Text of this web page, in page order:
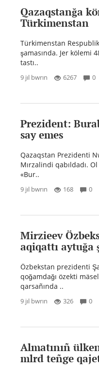
Qazaqstanğa
Türkimenstan
Türkimenstan
şamasında. Jer kölemi
tastı..
9 jıl bwrın 6267 0
Prezident:
say emes
Qazaqstan Prezidenti
Mırzalindi qabıldadı.
«Bur..
9 jıl bwrın 168 0
Mirzieev
aqiqattı aytuğa
Özbekstan prezidenti
qoğamdağı özekti
qarsañında ..
9 jıl bwrın 326 0
Almatınıñ
mlrd teñge